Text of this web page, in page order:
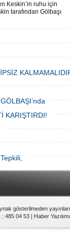
Keskin’in ruhu için
tarafından Gölbaşı
gerçekleştirildi.
çok sayıda siyasi
kuruluşu üyeleri ve
KARIŞTIRDI!
gösterilmeden
: 485 04 53 | Haber Yazılımı